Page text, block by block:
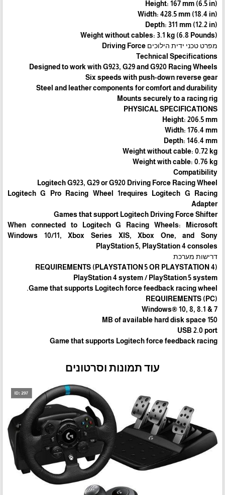
Height: 167 mm (6.5 in)
Width: 428.5 mm (18.4 in)
Depth: 311 mm (12.2 in)
Weight without cables: 3.1 kg (6.8 Pounds)
מפרט טכני ידית הילוכים Driving Force
Technical Specifications
Designed to work with G923, G29 and G920 Racing Wheels
Six speeds with push-down reverse gear
Steel and leather components for comfort and durability
Mounts securely to a racing rig
PHYSICAL SPECIFICATIONS
Height: 206.5 mm
Width: 176.4 mm
Depth: 146.4 mm
Weight without cable: 0.72 kg
Weight with cable: 0.76 kg
Compatibility
Logitech G923, G29 or G920 Driving Force Racing Wheel
Logitech G Pro Racing Wheel 1requires Logitech G Racing
Adapter
Games that support Logitech Driving Force Shifter
When connected to Logitech G Racing Wheels: Microsoft
Windows 10/11, Xbox Series XIS, Xbox One, and Sony
PlayStation 5, PlayStation 4 consoles
דרישות מערכת
REQUIREMENTS (PLAYSTATION 5 OR PLAYSTATION 4)
PlayStation 4 system / PlayStation 5 system
Game that supports Logitech force feedback racing wheel.
REQUIREMENTS (PC)
Windows® 10, 8, 8.1 & 7
150 MB of available hard disk space
USB 2.0 port
Game that supports Logitech force feedback racing
עוד תמונות וסרטונים